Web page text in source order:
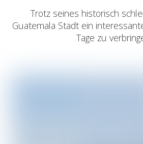
Trotz seines historisch
Guatemala Stadt ein
Tage zu